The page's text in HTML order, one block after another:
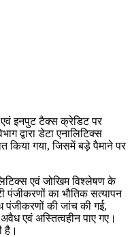
एवं इनपुट टैक्स क्रेडिट पर
द्वारा डेटा एनालिटिक्स
किया गया, जिसमें बड़े पैमाने पर
एवं जोखिम विश्लेषण के
पंजीकरणों का भौतिक सत्यापन
पंजीकरणों की जांच की गई,
एवं अस्तित्वहीन पाए गए।
है।